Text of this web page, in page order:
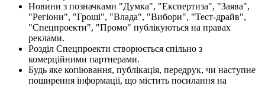
Новини з позначками "Думка", "Експертиза", "Заява",
"Регіони", "Гроші", "Влада", "Вибори", "Тест-драйв",
"Спецпроекти", "Промо" публікуються на правах
реклами.
Розділ Спецпроекти створюється спільно з
комерційними партнерами.
Будь яке копіювання, публікація, передрук, чи наступне
поширення інформації, що містить посилання на